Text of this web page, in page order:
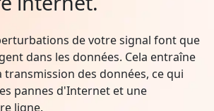
de votre signal font que
dans les données. Cela entraîne
transmission des données, ce qui
pannes d'Internet et une
ligne.